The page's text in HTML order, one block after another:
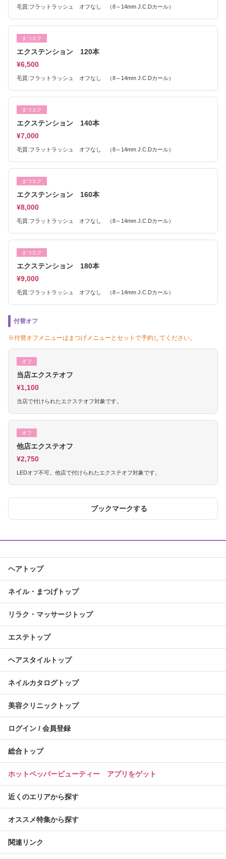
毛質:フラットラッシュ オフなし （8～14mm J.C.Dカール）
まつエク
エクステンション 120本
¥6,500
毛質:フラットラッシュ オフなし （8～14mm J.C.Dカール）
まつエク
エクステンション 140本
¥7,000
毛質:フラットラッシュ オフなし （8～14mm J.C.Dカール）
まつエク
エクステンション 160本
¥8,000
毛質:フラットラッシュ オフなし （8～14mm J.C.Dカール）
まつエク
エクステンション 180本
¥9,000
毛質:フラットラッシュ オフなし （8～14mm J.C.Dカール）
付替オフ
※付替オフメニューはまつげメニューとセットで予約してください。
オフ
当店エクステオフ
¥1,100
当店で付けられたエクステオフ対象です。
オフ
他店エクステオフ
¥2,750
LEDオフ不可。他店で付けられたエクステオフ対象です。
ブックマークする
ヘアトップ
ネイル・まつげトップ
リラク・マッサージトップ
エステトップ
ヘアスタイルトップ
ネイルカタログトップ
美容クリニックトップ
ログイン / 会員登録
総合トップ
ホットペッパービューティー アプリをゲット
近くのエリアから探す
オススメ特集から探す
関連リンク